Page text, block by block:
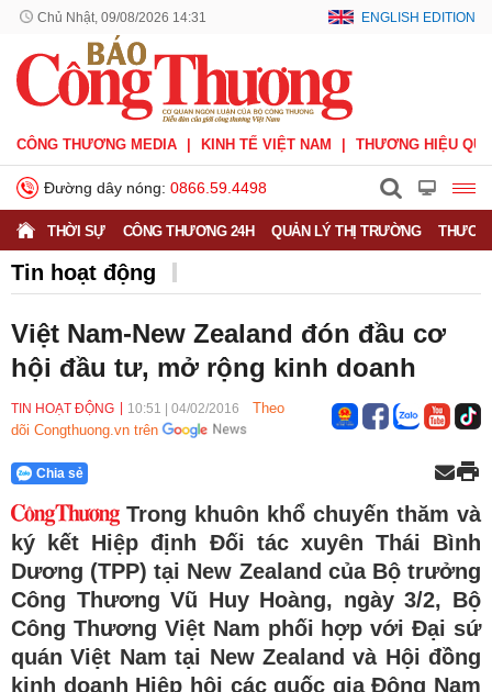
Chủ Nhật, 09/08/2026 14:31 ENGLISH EDITION
CÔNG THƯƠNG MEDIA KINH TẾ VIỆT NAM THƯƠNG HIỆU
Đường dây nóng: 0866.59.4498
THỜI SỰ CÔNG THƯƠNG 24H QUẢN LÝ THỊ TRƯỜNG
Tin hoạt động
Việt Nam-New Zealand đón đầu cơ
hội đầu tư, mở rộng kinh doanh
TIN HOẠT ĐỘNG 10:51 04/02/2016
Theo
dõi Congthuong.vn trên
Chia sẻ
Trong khuôn khổ chuyến thăm và
ký kết Hiệp định Đối tác xuyên Thái Bình
Dương (TPP) tại New Zealand của Bộ trưởng
Công Thương Vũ Huy Hoàng, ngày 3/2, Bộ
Công Thương Việt Nam phối hợp với Đại sứ
quán Việt Nam tại New Zealand và Hội đồng
kinh doanh Hiệp hội các quốc gia Đông Nam